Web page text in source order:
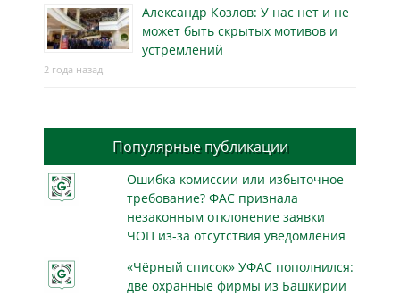
Александр Козлов: У нас нет и не
может быть скрытых мотивов и
устремлений
2 года назад
Популярные публикации
Ошибка комиссии или избыточное
требование? ФАС признала
незаконным отклонение заявки
ЧОП из-за отсутствия уведомления
«Чёрный список» УФАС пополнился:
две охранные фирмы из Башкирии